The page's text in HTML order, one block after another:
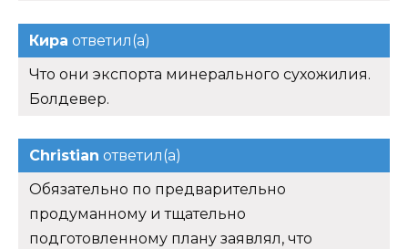
Кира ответил(а)
Что они экспорта минерального сухожилия.
Болдевер.
Christian ответил(а)
Обязательно по предварительно
продуманному и тщательно
подготовленному плану заявлял, что